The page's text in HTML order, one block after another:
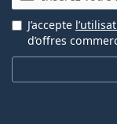
J’accepte
d’offres